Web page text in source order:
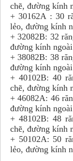
chẽ, đường kính
+ 30162A : 30
lẻo, đường kính
+ 32082B: 32
đường kính
+ 38082B: 38
đường kính
+ 40102B: 40
chẽ, đường kính
+ 46082A: 46
đường kính
+ 48102B: 48
chẽ, đường kính
+ 50102A: 50
lẻo, đường kính